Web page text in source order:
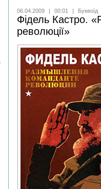
06.04.2009 | 00:01 | Буквоїд
Фідель Кастро.
революції»